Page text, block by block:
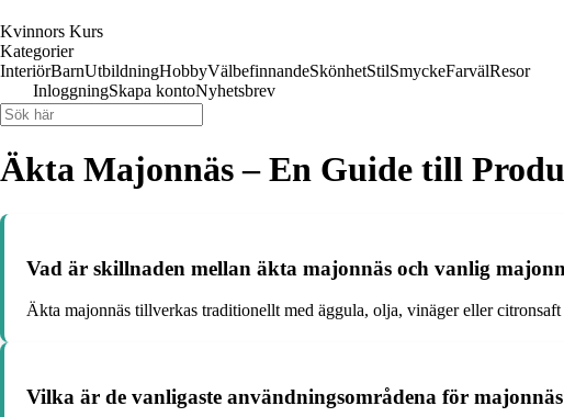
Kvinnors Kurs
Kategorier
InteriörBarnUtbildningHobbyVälbefinnandeSkönhetStilSmyckeFarvälResor
InloggningSkapa kontoNyhetsbrev
Äkta Majonnäs – En Guide till
Vad är skillnaden mellan äkta majonnäs och vanlig
Äkta majonnäs tillverkas traditionellt med äggula, olja, vinäger eller
Vilka är de vanligaste användningsområdena för